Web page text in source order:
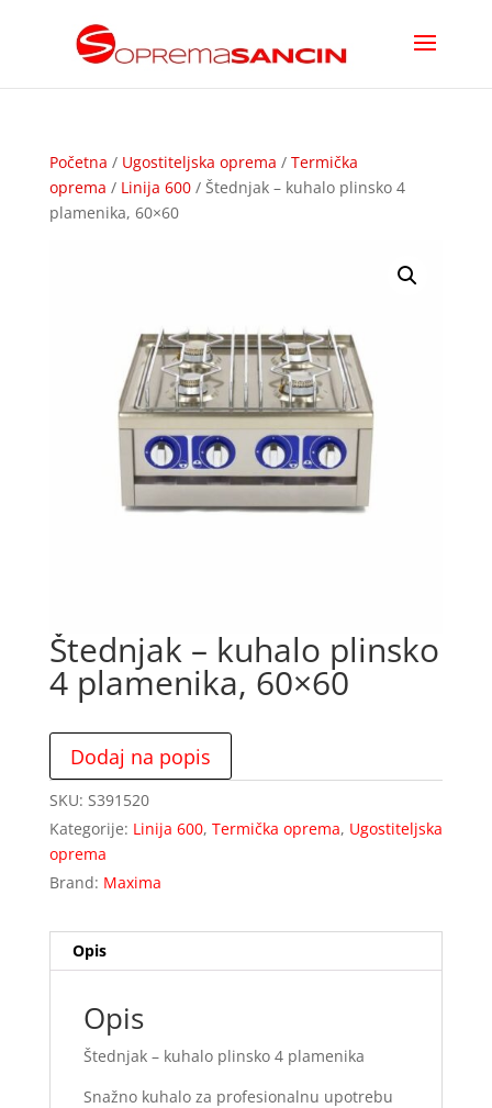
Početna / Ugostiteljska oprema / Termička
oprema / Linija 600/ Štednjak – kuhalo plinsko 4
plamenika, 60×60
Štednjak – kuhalo plinsko
4 plamenika, 60×60
Dodaj na popis
SKU: S391520
Kategorije: Linija 600, Termička oprema, Ugostiteljska
oprema
Brand: Maxima
Opis
Opis
Štednjak – kuhalo plinsko 4 plamenika
Snažno kuhalo za profesionalnu upotrebu